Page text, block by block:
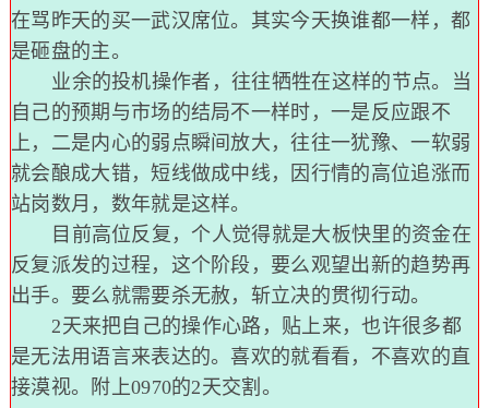
在骂昨天的买一武汉席位。其实今天换谁都一样，都
是砸盘的主。
业余的投机操作者，往往牺牲在这样的节点。当
自己的预期与市场的结局不一样时，一是反应跟不
上，二是内心的弱点瞬间放大，往往一犹豫、一软弱
就会酿成大错，短线做成中线，因行情的高位追涨而
站岗数月，数年就是这样。
目前高位反复，个人觉得就是大板快里的资金在
反复派发的过程，这个阶段，要么观望出新的趋势再
出手。要么就需要杀无赦，斩立决的贯彻行动。
2天来把自己的操作心路，贴上来，也许很多都
是无法用语言来表达的。喜欢的就看看，不喜欢的直
接漠视。附上0970的2天交割。